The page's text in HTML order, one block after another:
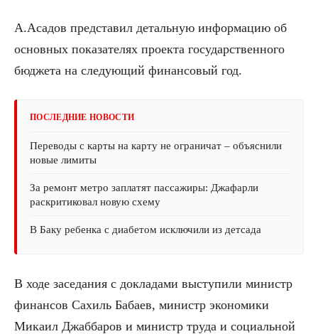
А.Асадов представил детальную информацию об
основных показателях проекта государственного
бюджета на следующий финансовый год.
ПОСЛЕДНИЕ НОВОСТИ
Переводы с карты на карту не ограничат – объяснили
новые лимиты
За ремонт метро заплатят пассажиры: Джафарли
раскритиковал новую схему
В Баку ребенка с диабетом исключили из детсада
В ходе заседания с докладами выступили министр
финансов Сахиль Бабаев, министр экономики
Микаил Джаббаров и министр труда и социальной